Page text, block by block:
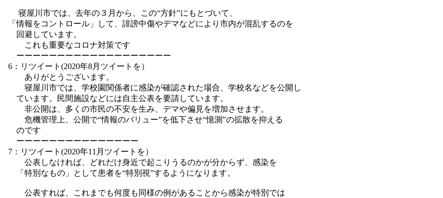
寝屋川市では、去年の３月から、この“方針”にもとづいて、
「情報をコントロール」して、誹謗中傷やデマなどにより市内が混乱するのを
回避しています。
これも重要なコロナ対策です
ーーーーーーーーーーーーーーーーーーー
6：リツイート(2020年8月ツイートを）
ありがとうございます。
寝屋川市では、学校園関係者に感染が確認された場合、学校名などを公開し
ています。民間施設などには自主公表を要請しています。
非公開は、多くの市民の不安を生み、デマや偏見を増加させます。
危機管理上、公開で“情報のバリュー”を低下させ“憶測”の拡散を抑える
のです
ーーーーーーーーーーーーーーー
7：リツイート(2020年11月ツイートを）
公表しなければ、どれだけ身近で起こりうるのかが分からず、感染を
「特別なもの」として患者を“特別視”するようになります。
公表すれば、これまでも何度も同様の例があることから感染が特別では